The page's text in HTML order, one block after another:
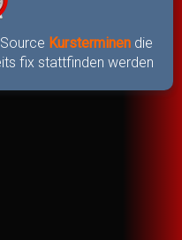
Kursterminen die
fix stattfinden werden